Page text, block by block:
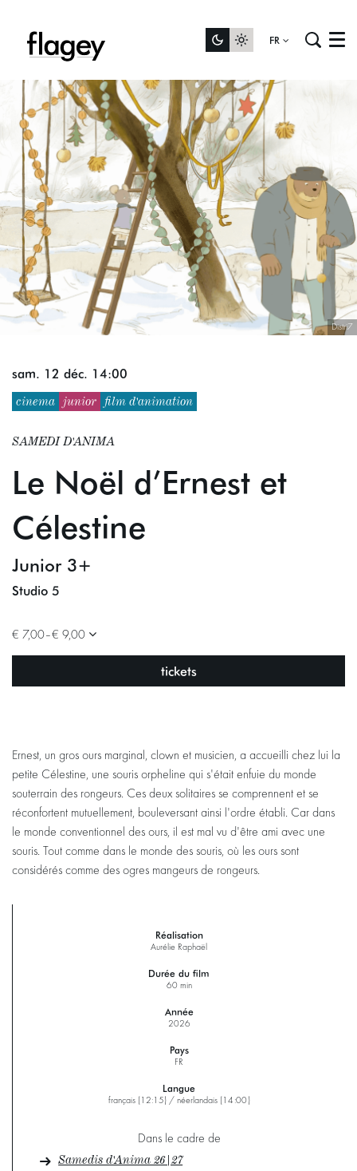
FR Menu
Distri7
cinema junior film d'animation
Le Noël d’Ernest et
Célestine
Junior 3+
SAMEDI D'ANIMA
sam. 12 déc. 14:00
Studio 5
€ 7,00–€ 9,00
tickets
Ernest, un gros ours marginal, clown et musicien, a accueilli chez lui la
petite Célestine, une souris orpheline qui s'était enfuie du monde
souterrain des rongeurs. Ces deux solitaires se comprennent et se
réconfortent mutuellement, bouleversant ainsi l'ordre établi. Car dans
le monde conventionnel des ours, il est mal vu d'être ami avec une
souris. Tout comme dans le monde des souris, où les ours sont
considérés comme des ogres mangeurs de rongeurs.
Réalisation
Aurélie Raphaël
Durée du film
60 min
Année
2026
Pays
FR
Langue
français (12:15) / néerlandais (14:00)
Dans le cadre de
Samedis d'Anima 26|27